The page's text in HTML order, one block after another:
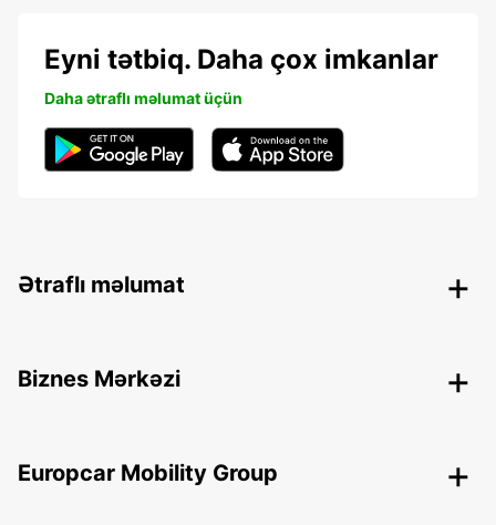
Eyni tətbiq. Daha çox imkanlar
Daha ətraflı məlumat üçün
Ətraflı məlumat
Biznes Mərkəzi
Europcar Mobility Group